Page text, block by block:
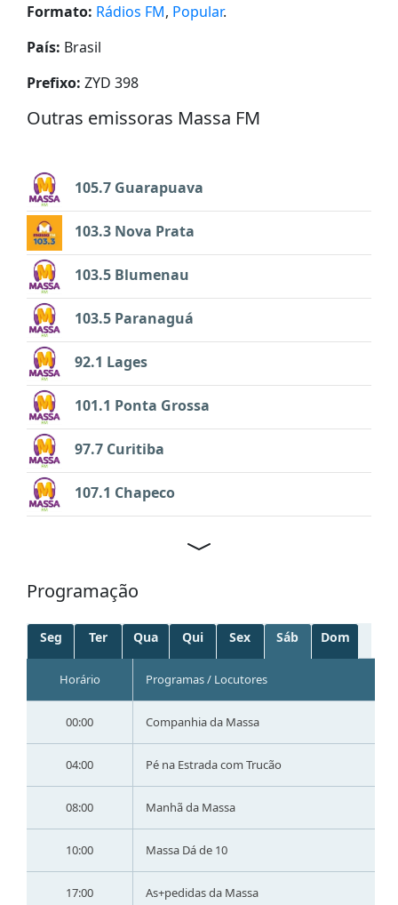
Formato: Rádios FM, Popular.
País: Brasil
Prefixo: ZYD 398
Outras emissoras Massa FM
105.7 Guarapuava
103.3 Nova Prata
103.5 Blumenau
103.5 Paranaguá
92.1 Lages
101.1 Ponta Grossa
97.7 Curitiba
107.1 Chapeco
Programação
Seg Ter Qua Qui Sex Sáb Dom
Horário Programas / Locutores
00:00 Companhia da Massa
04:00 Pé na Estrada com Trucão
08:00 Manhã da Massa
10:00 Massa Dá de 10
17:00 As+pedidas da Massa